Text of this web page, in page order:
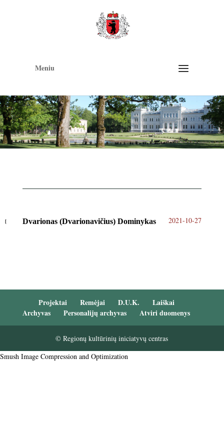
Meniu
Dvarionas (Dvarionavičius) Dominykas 2021-10-27
Projektai Remėjai D.U.K.
Laiškai
Archyvas
Personalijų archyvas Atviri duomenys
© Regionų kultūrinių iniciatyvų centras
Smush Image Compression and Optimization